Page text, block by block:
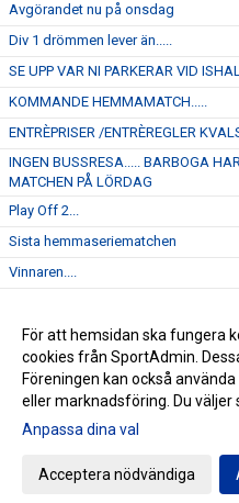
Avgörandet nu på onsdag
Div 1 drömmen lever än.....
SE UPP VAR NI PARKERAR VID
KOMMANDE HEMMAMATCH.....
ENTRÈPRISER /ENTRÈREGLER
INGEN BUSSRESA..... BARBOGA
MATCHEN PÅ LÖRDAG
Play Off 2...
Sista hemmaseriematchen
Vinnaren....
Kommande hemmamatch.....
NYHET...
Gå till
För att hemsidan ska fungera
cookies från SportAdmin.
Föreningen kan också
eller marknadsföring. Du väljer
Anpassa dina val
Acceptera nödvändiga